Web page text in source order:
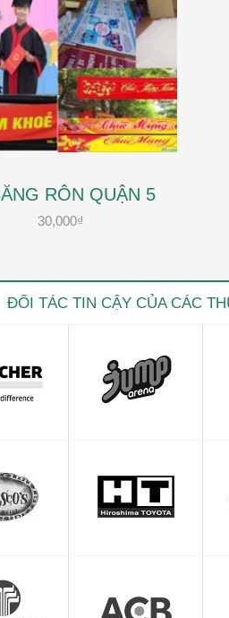
RÔN QUẬN 5
30,000₫
ĐỐI TÁC TIN CẬY CỦA CÁC